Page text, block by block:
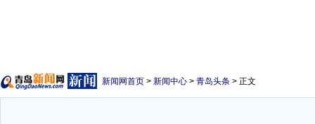
新闻网首页 > 新闻中心 > 青岛头条 > 正文